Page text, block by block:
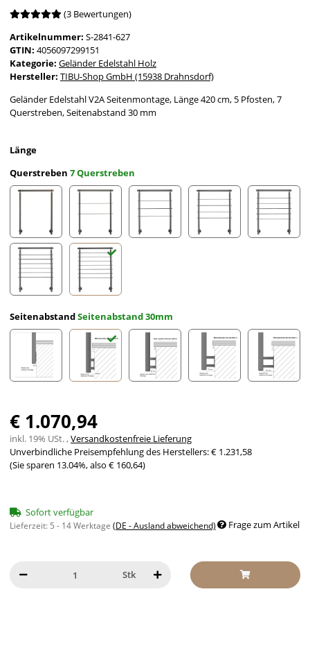
(3 Bewertungen)
Artikelnummer: S-2841-627
GTIN: 4056097299151
Kategorie: Geländer Edelstahl Holz
Hersteller: TIBU-Shop GmbH (15938 Drahnsdorf)
Geländer Edelstahl V2A Seitenmontage, Länge 420 cm, 5 Pfosten, 7
Querstreben, Seitenabstand 30 mm
Länge
Querstreben 7 Querstreben
ohne Querstreben2 Querstreben
SeitenabstandSeitenabstand 30mm
€ 1.070,94
inkl. 19% USt. ,Versandkostenfreie Lieferung
Unverbindliche Preisempfehlung des Herstellers:€ 1.231,58
(Sie sparen 13.04%, also € 160,64)
Sofort verfügbar
Lieferzeit: 5 - 14 Werktage (DE - Ausland abweichend) Frage zum Artikel
Stk